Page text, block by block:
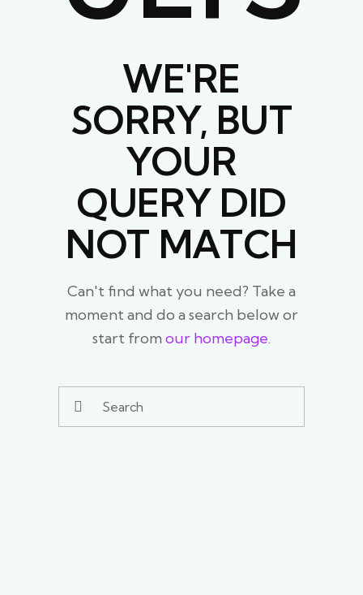
WE'RE
SORRY, BUT
YOUR
QUERY DID
NOT MATCH
Can't find what you need? Take a
moment and do a search below or
start from our homepage.